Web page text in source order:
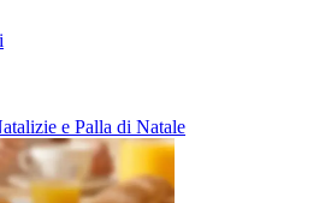
e Palla di Natale